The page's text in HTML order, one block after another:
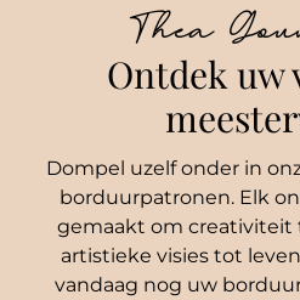
Thea
Ontdek uw
Dompel uzelf onder in
borduurpatronen. Elk
gemaakt om creativiteit
artistieke visies tot
vandaag nog uw